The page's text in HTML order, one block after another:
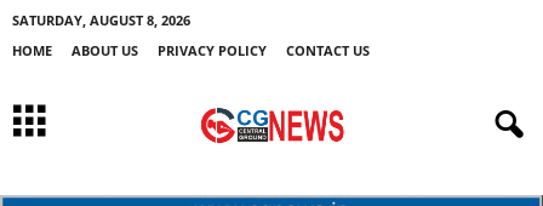
SATURDAY, AUGUST 8, 2026
HOME
ABOUT US PRIVACY POLICY CONTACT US